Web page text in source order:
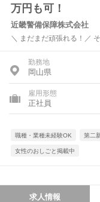
万円も可！
近畿警備保障株式会社
＼ まだまだ頑張れる！／
勤務地
岡山県
雇用形態
正社員
職種・業種未経験OK 第二
女性のおしごと掲載中
求人情報